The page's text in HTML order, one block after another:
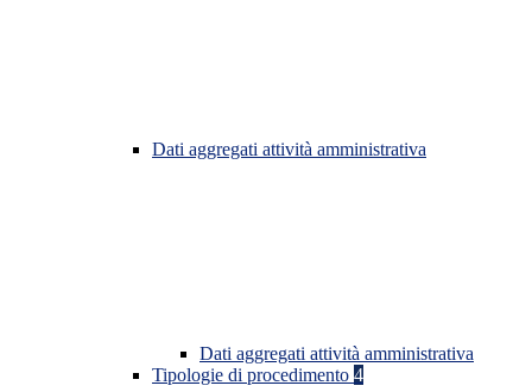
Dati aggregati attività amministrativa
Dati aggregati attività amministrativa
Tipologie di procedimento 4